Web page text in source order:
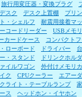
旅行用変圧器・変換プラグ
スク デスク上置棚 プリ
・シェルフ 耐震用接着マ
コードリーダー USBメモ
カードケース コンパクト
ローボード ドライバー
・スタンド ドリンクホル
イルワゴン 外付けメモリ
ク
CPUクーラー エアー
ライト・テーブルランプ
ス
ヘッドホン・イヤホン